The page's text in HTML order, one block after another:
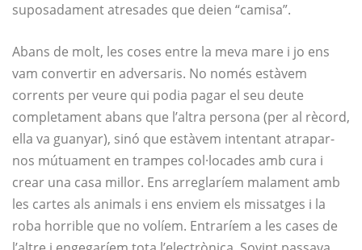
suposadament atresades que deien “camisa”.
Abans de molt, les coses entre la meva mare i jo ens
vam convertir en adversaris. No només estàvem
corrents per veure qui podia pagar el seu deute
completament abans que l’altra persona (per al rècord,
ella va guanyar), sinó que estàvem intentant atrapar-
nos mútuament en trampes col·locades amb cura i
crear una casa millor. Ens arreglaríem malament amb
les cartes als animals i ens enviem els missatges i la
roba horrible que no volíem. Entraríem a les cases de